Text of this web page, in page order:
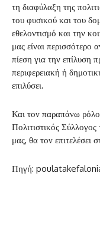
τη διαφύλαξη της
του φυσικού και του
εθελοντισμό και την
μας είναι περισσότερο
πίεση για την επίλυση
περιφερειακή ή
επιλύσει.
Και τον παραπάνω ρόλο
Πολιτιστικός
μας, θα τον επιτελέσει
Πηγή: